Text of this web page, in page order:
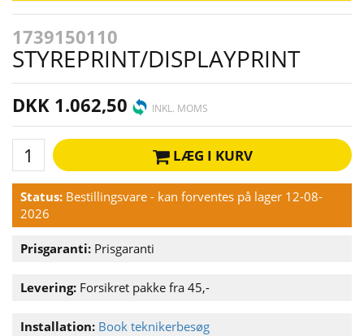
1739150110
STYREPRINT/DISPLAYPRINT
DKK 1.062,50 INKL. MOMS
LÆG I KURV
Status: Bestillingsvare - kan forventes på lager 12-08-
2026
Prisgaranti: Prisgaranti
Levering: Forsikret pakke fra 45,-
Installation: Book teknikerbesøg